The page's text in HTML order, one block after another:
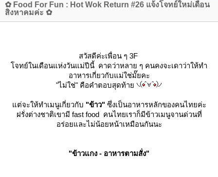
✿ Food For Fun : Hot Wok Return #26 แจ้งโจทย์ใหม่เดือน
สิงหาคมค่ะ ✿
สวัสดีค่ะเพื่อน ๆ 3F
จทย์ในเดือนแห่งวันแม่ปีนี้ คาดว่าหลาย ๆ คนคงจะเดาว่าให้ทำ
อาหารเกี่ยวกับแม่ใช่มั๊ยคะ
"ไม่ใช่" คือคำตอบสุดท้า
ต่จะให้ทำเมนูเกี่ยวกับ "ข้าว" ซึ่งเป็นอาหารหลักของคนไทยค่ะ
ฝรั่งต่างชาติเขามี fast food คนไทยเราก็มีข้าวเมนูจานด่วนที่
อร่อยและไม่น้อยหน้าเหมือนกันนะ
"ข้าวแกง - อาหารตามสั่ง"